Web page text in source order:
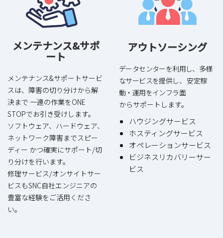
メンテナンス&サポ
ート
メンテナンス&サポートサービ
スは、障害の切り分けから解
決まで 一連の作業をONE
STOPでお引き受けします。
ソフトウェア、ハードウェア、
ネットワーク障害までスピー
ディー かつ確実にサポート/切
り分けを行います。
修理サービス/オンサイトサー
ビスもSNC自社エンジニアの
豊富な経験をご活用くださ
い。
アウトソーシング
データセンターを利用し、多様
なサービスを提供し、 安定稼
動・運用をインフラ面
からサポートします。
ハウジングサービス
ホスティングサービス
オペレーションサービス
ビジネスリカバリーサー
ビス